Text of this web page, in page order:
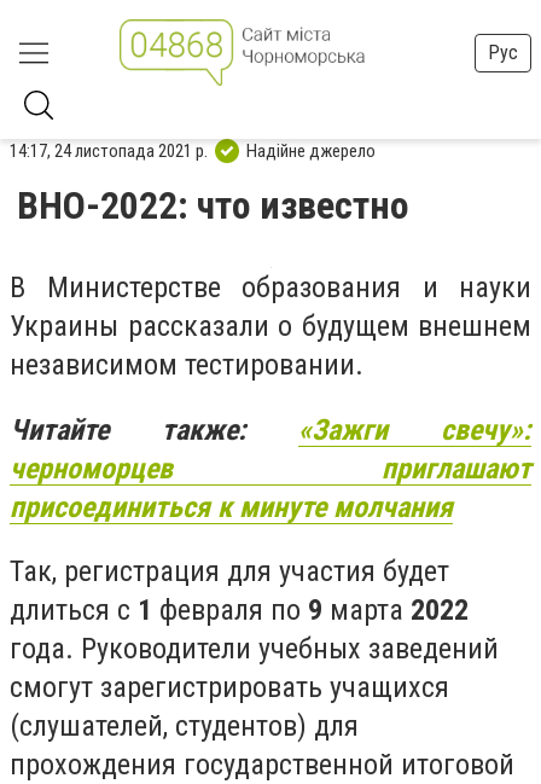
Рус
14:17, 24 листопада 2021 р. Надійне джерело
ВНО-2022: что известно
В Министерстве образования и науки
Украины рассказали о будущем внешнем
независимом тестировании.
Читайте также: «Зажги свечу»:
черноморцев приглашают
присоединиться к минуте молчания
Так, регистрация для участия будет
длиться с 1 февраля по 9 марта 2022
года. Руководители учебных заведений
смогут зарегистрировать учащихся
(слушателей, студентов) для
прохождения государственной итоговой